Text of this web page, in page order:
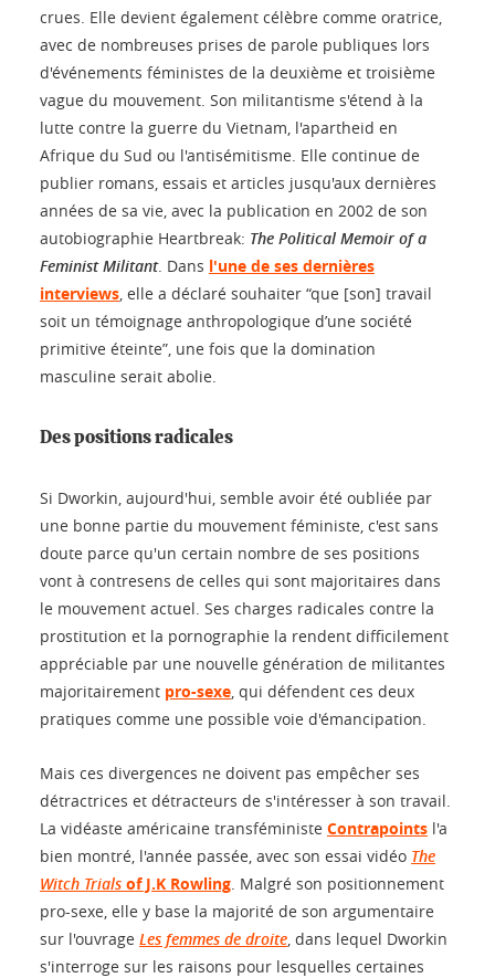
crues. Elle devient également célèbre comme oratrice,
avec de nombreuses prises de parole publiques lors
d'événements féministes de la deuxième et troisième
vague du mouvement. Son militantisme s'étend à la
lutte contre la guerre du Vietnam, l'apartheid en
Afrique du Sud ou l'antisémitisme. Elle continue de
publier romans, essais et articles jusqu'aux dernières
années de sa vie, avec la publication en 2002 de son
autobiographie Heartbreak: The Political Memoir of a
Feminist Militant. Dans l'une de ses dernières
interviews , elle a déclaré souhaiter “que [son] travail
soit un témoignage anthropologique d’une société
primitive éteinte”, une fois que la domination
masculine serait abolie.
Des positions radicales
Si Dworkin, aujourd'hui, semble avoir été oubliée par
une bonne partie du mouvement féministe, c'est sans
doute parce qu'un certain nombre de ses positions
vont à contresens de celles qui sont majoritaires dans
le mouvement actuel. Ses charges radicales contre la
prostitution et la pornographie la rendent difficilement
appréciable par une nouvelle génération de militantes
majoritairement pro-sexe , qui défendent ces deux
pratiques comme une possible voie d'émancipation.
Mais ces divergences ne doivent pas empêcher ses
détractrices et détracteurs de s'intéresser à son travail.
La vidéaste américaine transféministe Contrapoints l'a
bien montré, l'année passée, avec son essai vidéo The
Witch Trials of J.K Rowling . Malgré son positionnement
pro-sexe, elle y base la majorité de son argumentaire
sur l'ouvrage Les femmes de droite , dans lequel Dworkin
s'interroge sur les raisons pour lesquelles certaines